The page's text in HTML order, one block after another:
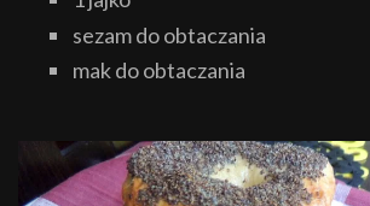
sezam do obtaczania
mak do obtaczania